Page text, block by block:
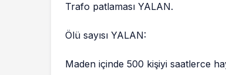
Trafo patlaması YALAN.
Ölü sayısı YALAN:
Maden içinde 500 kişiyi saatlerce